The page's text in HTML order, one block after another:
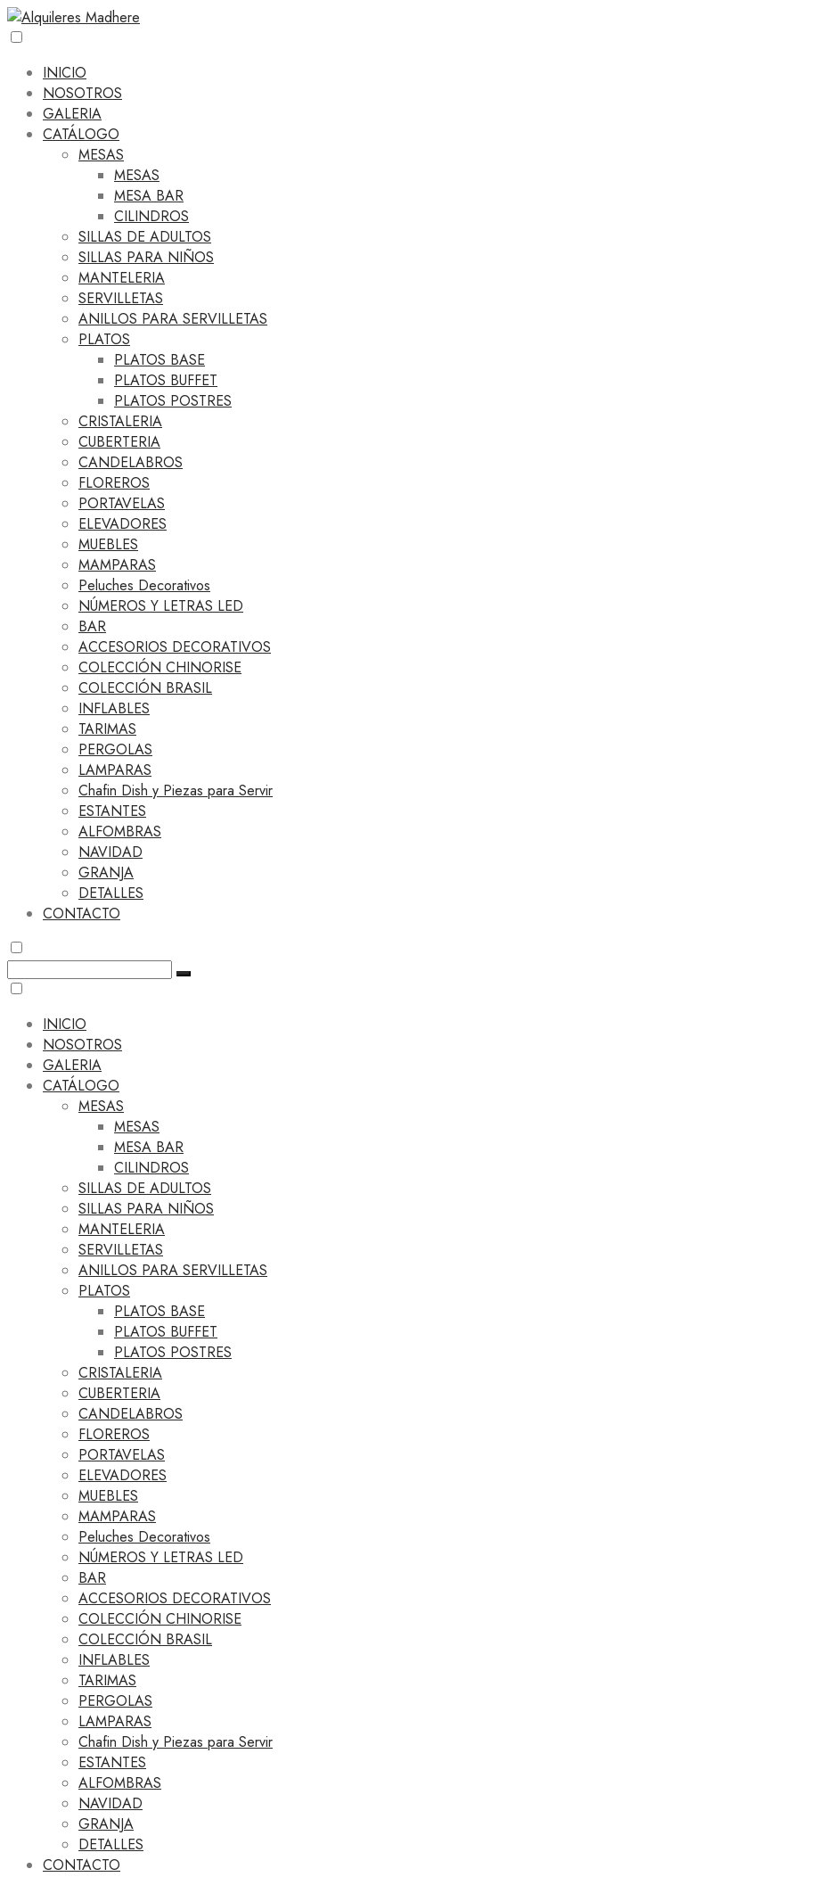
INICIO
NOSOTROS
GALERIA
CATÁLOGO
MESAS
MESAS
MESA BAR
CILINDROS
SILLAS DE ADULTOS
SILLAS PARA NIÑOS
MANTELERIA
SERVILLETAS
ANILLOS PARA SERVILLETAS
PLATOS
PLATOS BASE
PLATOS BUFFET
PLATOS POSTRES
CRISTALERIA
CUBERTERIA
CANDELABROS
FLOREROS
PORTAVELAS
ELEVADORES
MUEBLES
MAMPARAS
Peluches Decorativos
NÚMEROS Y LETRAS LED
BAR
ACCESORIOS DECORATIVOS
COLECCIÓN CHINORISE
COLECCIÓN BRASIL
INFLABLES
TARIMAS
PERGOLAS
LAMPARAS
Chafin Dish y Piezas para Servir
ESTANTES
ALFOMBRAS
NAVIDAD
GRANJA
DETALLES
CONTACTO
INICIO
NOSOTROS
GALERIA
CATÁLOGO
MESAS
MESAS
MESA BAR
CILINDROS
SILLAS DE ADULTOS
SILLAS PARA NIÑOS
MANTELERIA
SERVILLETAS
ANILLOS PARA SERVILLETAS
PLATOS
PLATOS BASE
PLATOS BUFFET
PLATOS POSTRES
CRISTALERIA
CUBERTERIA
CANDELABROS
FLOREROS
PORTAVELAS
ELEVADORES
MUEBLES
MAMPARAS
Peluches Decorativos
NÚMEROS Y LETRAS LED
BAR
ACCESORIOS DECORATIVOS
COLECCIÓN CHINORISE
COLECCIÓN BRASIL
INFLABLES
TARIMAS
PERGOLAS
LAMPARAS
Chafin Dish y Piezas para Servir
ESTANTES
ALFOMBRAS
NAVIDAD
GRANJA
DETALLES
CONTACTO